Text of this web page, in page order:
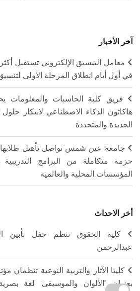
آخر الأخبار
في أول أيام انطلاق المرحلة الأولى
فريق كلية الحاسبات والمعلومات
هاكاثون الذكاء الاصطناعي لابتكار
الجديدة والمتجددة
جامعة عين شمس تواصل تأهيل
حزمة متكاملة من البرامج
المؤسسات المحلية والعالمية
أخر الاحداث
كلية الحقوق تنظم حفل تأبين
عبدالرحمن
كليتا الآثار والتربية النوعية تنظمان
بعنوان "الألوان والموسيقى: لغة